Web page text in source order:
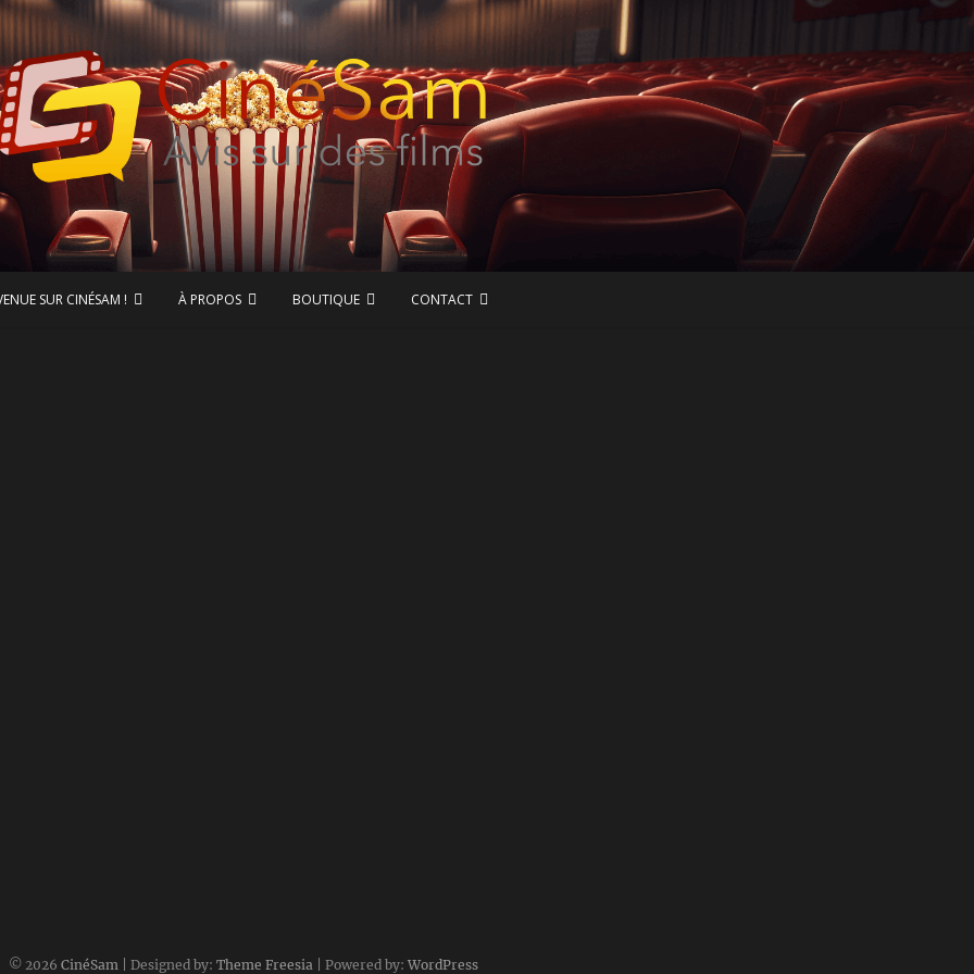
de données CinéSam
SUR CINÉSAM ! À PROPOS BOUTIQUE CONTACT
© 2026 CinéSam | Designed by: Theme Freesia | Powered by: WordPress